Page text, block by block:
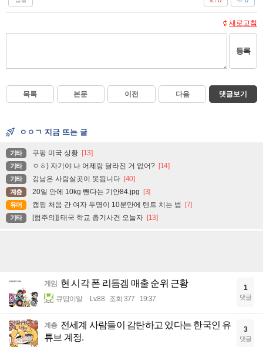
새로고침
등록
목록 본문 이전 다음 댓글보기
ㅇㅇㄱ 지금 뜨는 글
기타 쿠팡 미국 상황 [13]
기타 ㅇㅎ) 자기야 나 어제랑 달라진 거 없어? [14]
기타 강남은 사람살곳이 못됩니다 [40]
계층 20일 안에 10kg 뺀다는 기안84.jpg [3]
유머 캠핑 처음 간 여자 두명이 10분만에 텐트 치는 법 [7]
기타 [혐주의]] 태국 학교 총기사건 오늘자 [13]
게임 현 시각 폰 리듬겜 매출 순위 근황
큐땁이알 Lv.88 조회 377 19:37
1
댓글
계층 전세계 사람들이 감탄하고 있다는 한국인 유
튜브 계정.
3
댓글